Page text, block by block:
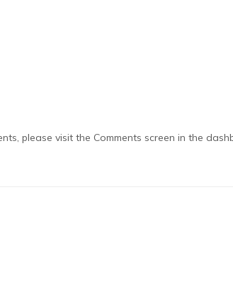
please visit the Comments screen in the